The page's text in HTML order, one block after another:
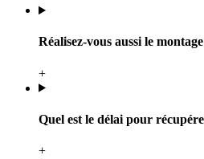
Réalisez-vous aussi le
+
Quel est le délai pour
+